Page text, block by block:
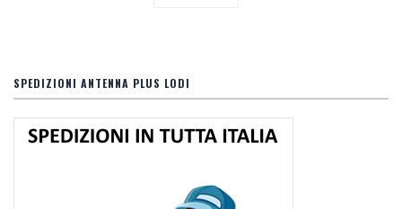
SPEDIZIONI ANTENNA PLUS LODI